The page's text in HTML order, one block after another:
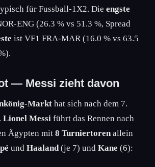
für Fussball-1X2. Die engste
ENG (26.3 % vs 51.3 %, Spread
ist VF1 FRA-MAR (16.0 % vs 63.5
— Messi zieht davon
Markt hat sich nach dem 7.
Lionel Messi führt das Rennen nach
Ägypten mit 8 Turniertorenallein
und Haaland(je 7) und Kane (6):